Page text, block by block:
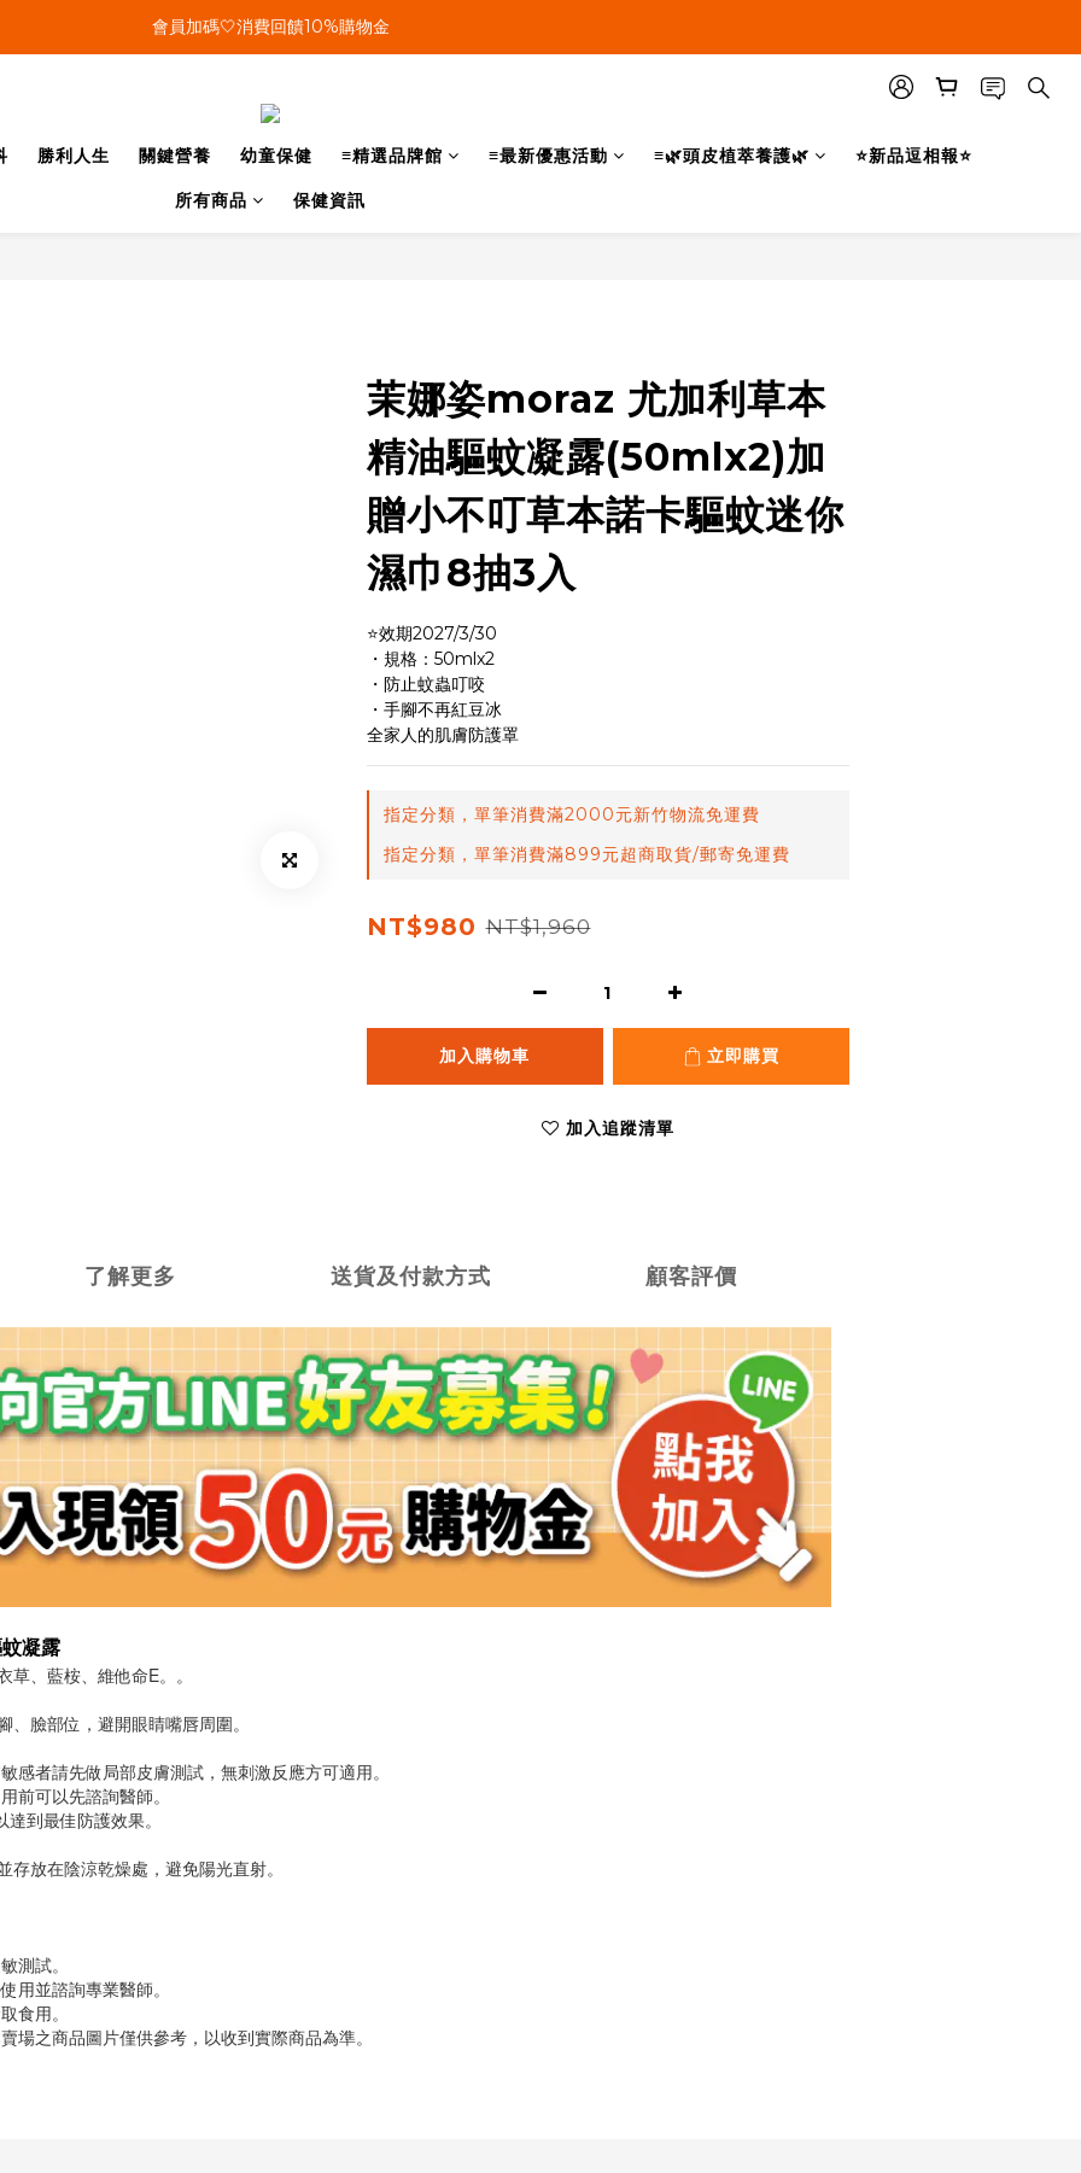
單筆結帳金額滿899🤍超取/郵寄免運費
會員加碼🤍消費回饋10%購物金
勝利人生 關鍵營養 幼童保健 ≡精選品牌館 ≡最新優惠活動 ≡🌿頭皮植萃養護🌿 ⭐新品逗相報⭐
所有商品 保健資訊
茉娜姿moraz 尤加利草本
精油驅蚊凝露(50mlx2)加
贈小不叮草本諾卡驅蚊迷你
濕巾8抽3入
⭐效期2027/3/30
・規格：50mlx2
・防止蚊蟲叮咬
・手腳不再紅豆冰
全家人的肌膚防護罩
指定分類，單筆消費滿2000元新竹物流免運費
指定分類，單筆消費滿899元超商取貨/郵寄免運費
NT$980 NT$1,960
加入購物車 立即購買
加入追蹤清單
了解更多 送貨及付款方式 顧客評價
凝露
、藍桉、維他命E。。
臉部位，避開眼睛嘴唇周圍。
感者請先做局部皮膚測試，無刺激反應方可適用。
前可以先諮詢醫師。
到最佳防護效果。
放在陰涼乾燥處，避免陽光直射。
測試。
用並諮詢專業醫師。
食用。
場之商品圖片僅供參考，以收到實際商品為準。